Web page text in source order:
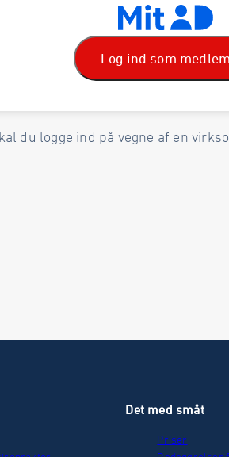
Log ind som medlem
du logge ind på vegne af en
Det med småt
Priser